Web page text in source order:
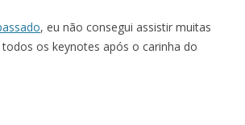
, eu não consegui assistir muitas
os keynotes após o carinha do